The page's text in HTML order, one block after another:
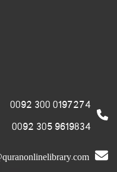
0197274 300 0092
9619834 305 0092